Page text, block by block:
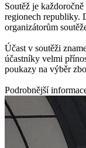
Soutěž je
regionech republiky.
organizátorům
Účast v soutěži
účastníky velmi
poukazy na výběr
Podrobnější